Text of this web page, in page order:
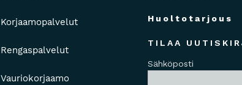
Korjaamopalvelut
Rengaspalvelut
Vauriokorjaamo
Huoltotarjous
TILAA
Sähköposti